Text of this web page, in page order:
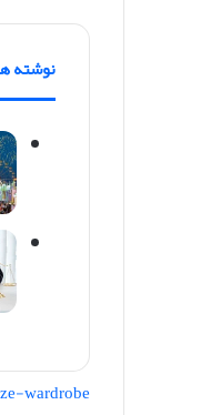
نوشته
wardrobe